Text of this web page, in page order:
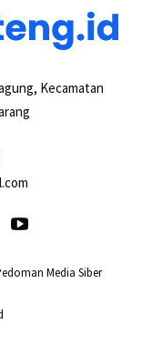
Kecamatan
Media Siber